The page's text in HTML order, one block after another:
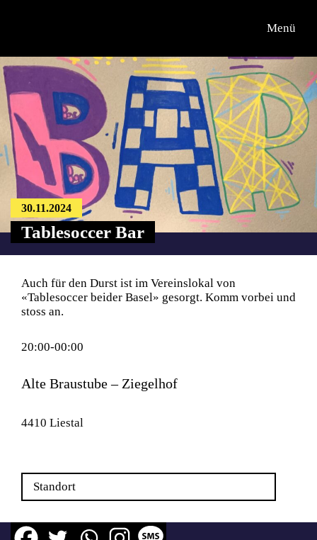
Übersicht
Informationen
Kontakt
Menü
30.11.2024
Tablesoccer Bar
Auch für den Durst ist im Vereinslokal von
«Tablesoccer beider Basel» gesorgt. Komm vorbei und
stoss an.
20:00-00:00
Alte Braustube – Ziegelhof
4410 Liestal
Standort